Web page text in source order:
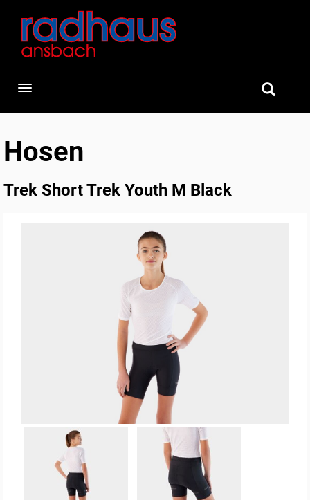
Toggle navigation
Hosen
Trek Short Trek Youth M Black